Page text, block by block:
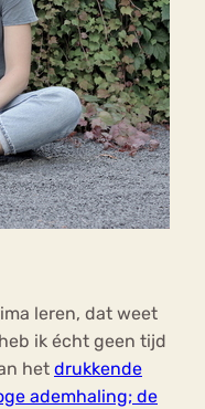
leren, dat weet
ik écht geen tijd
het drukkende
ademhaling; de